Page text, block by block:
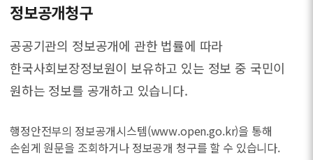
정보공개청구
공공기관의 정보공개에 관한 법률에 따라
한국사회보장정보원이 보유하고 있는 정보 중 국민이
원하는 정보를 공개하고 있습니다.
행정안전부의 정보공개시스템(www.open.go.kr)을 통해
손쉽게 원문을 조회하거나 정보공개 청구를 할 수 있습니다.